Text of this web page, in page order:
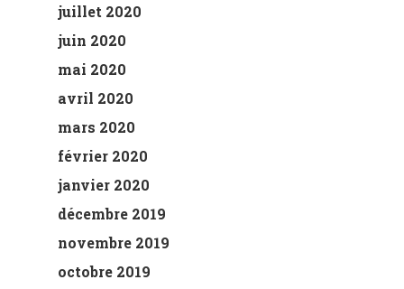
juillet 2020
juin 2020
mai 2020
avril 2020
mars 2020
février 2020
janvier 2020
décembre 2019
novembre 2019
octobre 2019